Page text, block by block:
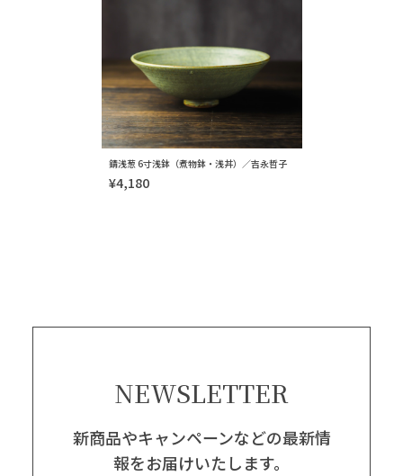
錆浅葱 6寸浅鉢（煮物鉢・浅丼）／吉永哲子
¥4,180
NEWSLETTER
新商品やキャンペーンなどの最新情
報をお届けいたします。